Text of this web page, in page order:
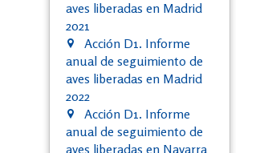
aves liberadas en Madrid
2021
Acción D1. Informe
anual de seguimiento de
aves liberadas en Madrid
2022
Acción D1. Informe
anual de seguimiento de
aves liberadas en Navarra